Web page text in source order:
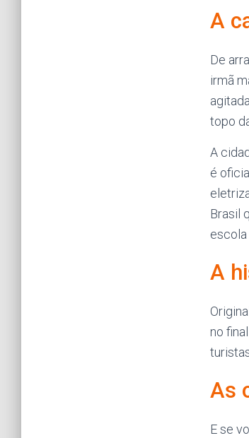
A
De
irmã
topo
A
é
Brasil
escola
A
no
As
E se